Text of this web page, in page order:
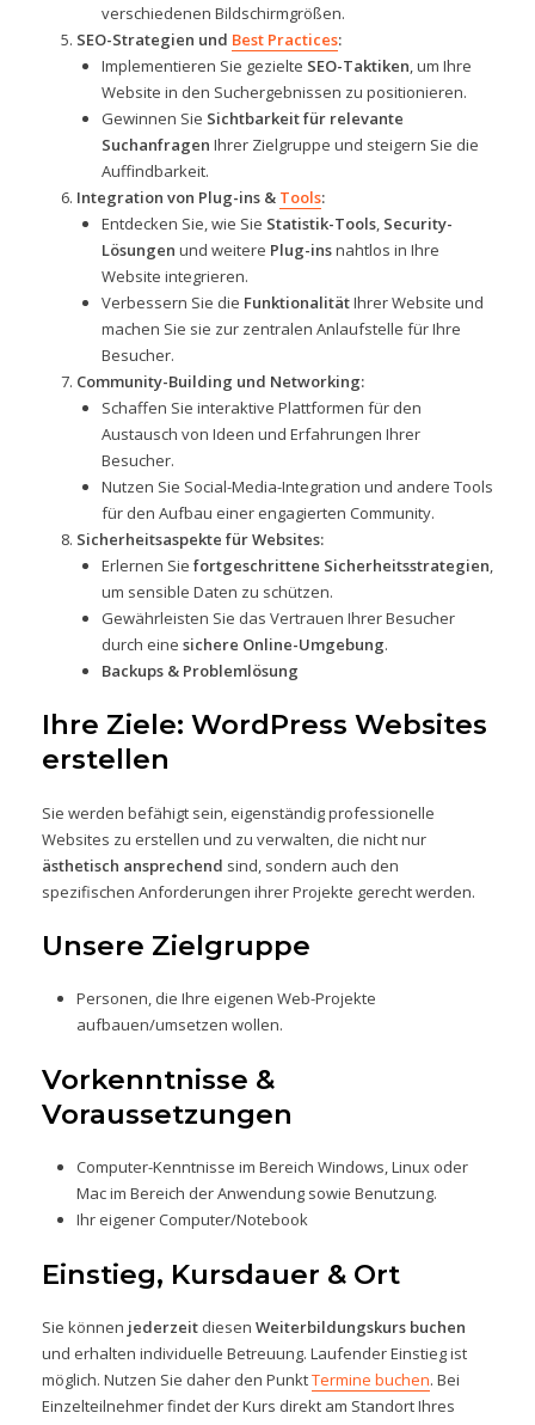
verschiedenen Bildschirmgrößen.
SEO-Strategien und Best Practices:
Implementieren Sie gezielte SEO-Taktiken , um Ihre
Website in den Suchergebnissen zu positionieren.
Gewinnen Sie Sichtbarkeit für relevante
Suchanfragen Ihrer Zielgruppe und steigern Sie die
Auffindbarkeit.
Integration von Plug-ins & Tools:
Entdecken Sie, wie Sie Statistik-Tools, Security-
Lösungen und weitere Plug-insnahtlos in Ihre
Website integrieren.
Verbessern Sie die FunktionalitätIhrer Website und
machen Sie sie zur zentralen Anlaufstelle für Ihre
Besucher.
Community-Building und Networking:
Schaffen Sie interaktive Plattformen für den
Austausch von Ideen und Erfahrungen Ihrer
Besucher.
Nutzen Sie Social-Media-Integration und andere Tools
für den Aufbau einer engagierten Community.
Sicherheitsaspekte für Websites:
Erlernen Sie fortgeschrittene Sicherheitsstrategien
um sensible Daten zu schützen.
Gewährleisten Sie das Vertrauen Ihrer Besucher
durch eine sichere Online-Umgebung.
Backups & Problemlösung
Ihre Ziele: WordPress Websites
erstellen
Sie werden befähigt sein, eigenständig professionelle
Websites zu erstellen und zu verwalten, die nicht nur
ästhetisch ansprechend sind, sondern auch den
spezifischen Anforderungen ihrer Projekte gerecht werden.
Unsere Zielgruppe
Personen, die Ihre eigenen Web-Projekte
aufbauen/umsetzen wollen.
Vorkenntnisse &
Voraussetzungen
Computer-Kenntnisse im Bereich Windows, Linux oder
Mac im Bereich der Anwendung sowie Benutzung.
Ihr eigener Computer/Notebook
Einstieg, Kursdauer & Ort
Sie können jederzeitdiesen Weiterbildungskurs buchen
und erhalten individuelle Betreuung. Laufender Einstieg ist
möglich. Nutzen Sie daher den PunktTermine buchen. Bei
Einzelteilnehmer findet der Kurs direkt am Standort Ihres